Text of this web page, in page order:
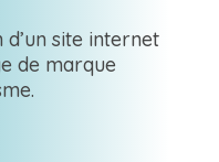
site internet
de marque